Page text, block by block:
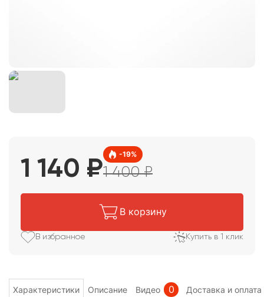
1 140 ₽
-19%
1 400₽
В корзину
В избранное Купить в 1 клик
Характеристики Описание Видео 0 Доставка и оплата